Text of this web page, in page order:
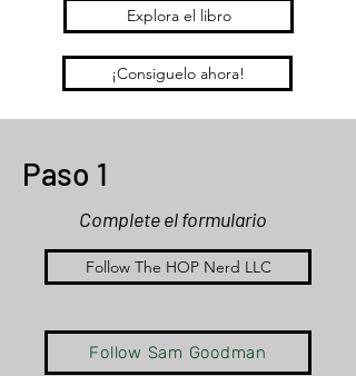
Explora el libro
¡Consiguelo ahora!
Paso 1
Complete el formulario
Follow The HOP Nerd LLC
Follow Sam Goodman